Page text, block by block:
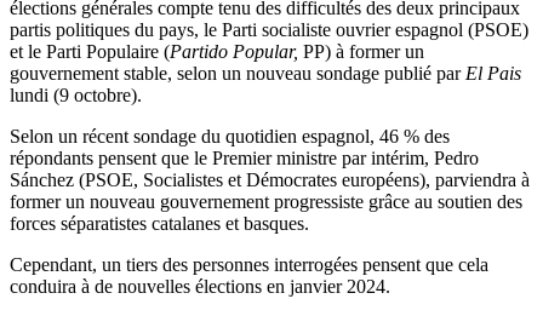
élections générales compte tenu des difficultés des deux principaux
partis politiques du pays, le Parti socialiste ouvrier espagnol (PSOE)
et le Parti Populaire (Partido Popular, PP) à former un
gouvernement stable, selon un nouveau sondage publié par El Pais
lundi (9 octobre).
Selon un récent sondage du quotidien espagnol, 46 % des
répondants pensent que le Premier ministre par intérim, Pedro
Sánchez (PSOE, Socialistes et Démocrates européens), parviendra à
former un nouveau gouvernement progressiste grâce au soutien des
forces séparatistes catalanes et basques.
Cependant, un tiers des personnes interrogées pensent que cela
conduira à de nouvelles élections en janvier 2024.